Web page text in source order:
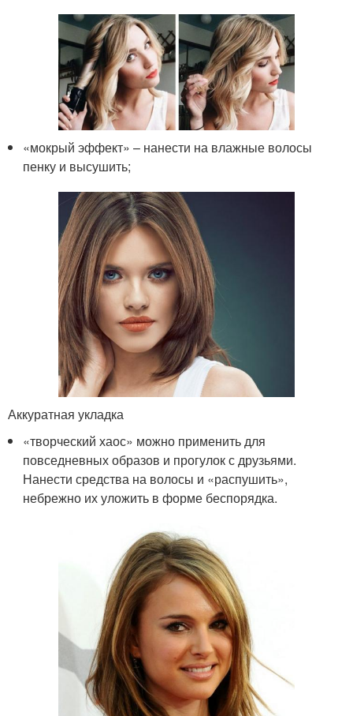
«мокрый эффект» – нанести на влажные волосы
пенку и высушить;
Аккуратная укладка
«творческий хаос» можно применить для
повседневных образов и прогулок с друзьями.
Нанести средства на волосы и «распушить»,
небрежно их уложить в форме беспорядка.